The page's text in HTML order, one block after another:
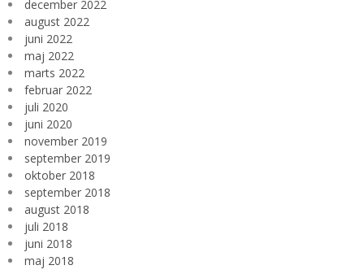
december 2022
august 2022
juni 2022
maj 2022
marts 2022
februar 2022
juli 2020
juni 2020
november 2019
september 2019
oktober 2018
september 2018
august 2018
juli 2018
juni 2018
maj 2018